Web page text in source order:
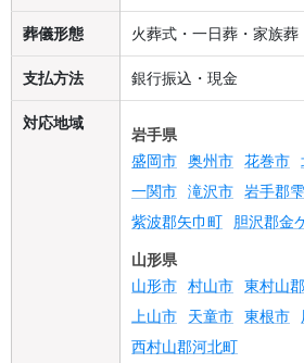
葬儀形態 火葬式・一日葬・家族葬
支払方法 銀行振込・現金
対応地域
岩手県
盛岡市 奥州市 花巻市
一関市 滝沢市 岩手郡
紫波郡矢巾町 胆沢郡金
山形県
山形市 村山市 東村山
上山市 天童市 東根市
西村山郡河北町